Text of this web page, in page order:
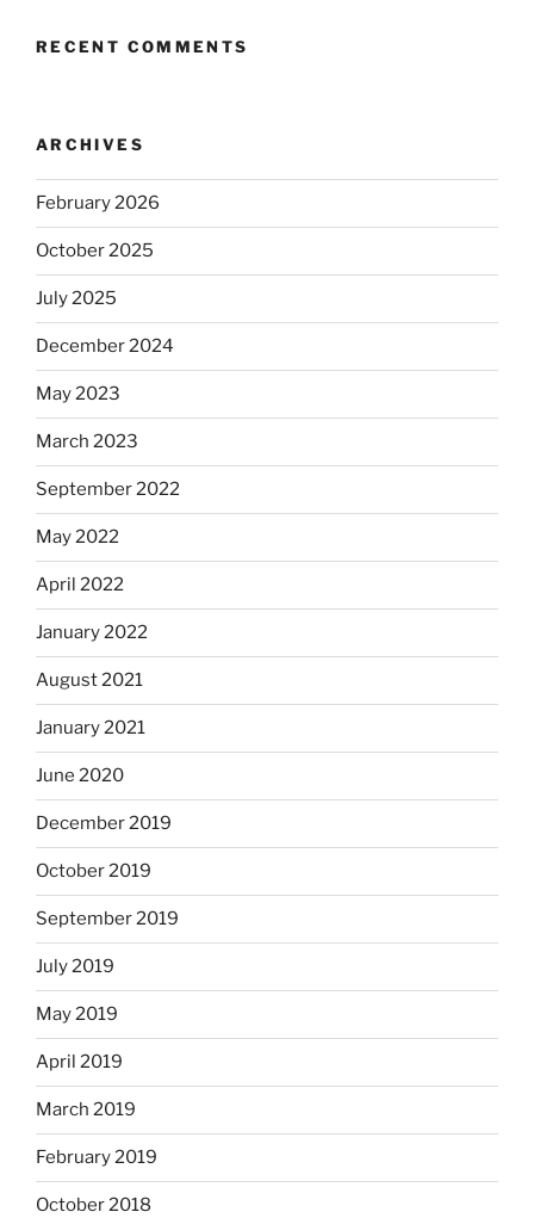
RECENT COMMENTS
ARCHIVES
February 2026
October 2025
July 2025
December 2024
May 2023
March 2023
September 2022
May 2022
April 2022
January 2022
August 2021
January 2021
June 2020
December 2019
October 2019
September 2019
July 2019
May 2019
April 2019
March 2019
February 2019
October 2018